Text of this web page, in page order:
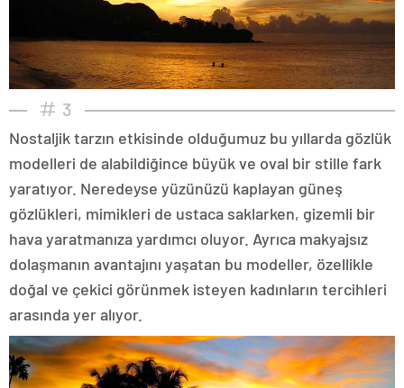
3
Nostaljik tarzın etkisinde olduğumuz bu yıllarda gözlük
modelleri de alabildiğince büyük ve oval bir stille fark
yaratıyor. Neredeyse yüzünüzü kaplayan güneş
gözlükleri, mimikleri de ustaca saklarken, gizemli bir
hava yaratmanıza yardımcı oluyor. Ayrıca makyajsız
dolaşmanın avantajını yaşatan bu modeller, özellikle
doğal ve çekici görünmek isteyen kadınların tercihleri
arasında yer alıyor.